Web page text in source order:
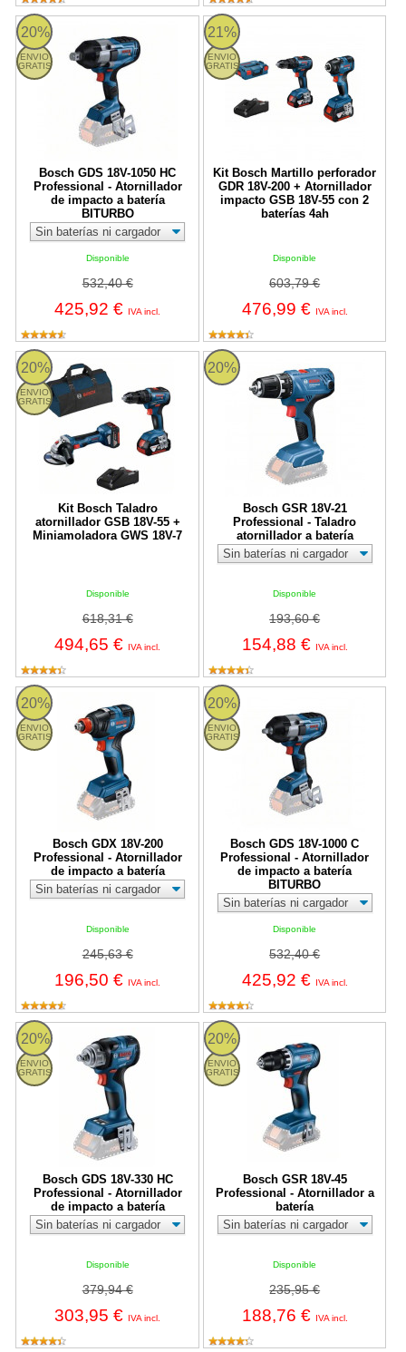
20%
ENVIO
GRATIS
Bosch GDS 18V-1050 HC
Professional - Atornillador
de impacto a batería
BITURBO
Disponible
532,40 €
425,92 € IVA incl.
Bosch GDS 18V-1050 HC Professional - Atornillador de impacto
21%
ENVIO
GRATIS
Kit Bosch Martillo perforador
GDR 18V-200 + Atornillador
impacto GSB 18V-55 con 2
baterías 4ah
Disponible
603,79 €
476,99 € IVA incl.
Kit Bosch Martillo perforador
20%
ENVIO
GRATIS
Kit Bosch Taladro
atornillador GSB 18V-55 +
Miniamoladora GWS 18V-7
Disponible
618,31 €
494,65 € IVA incl.
Kit Bosch Taladro atornillador GSB 18V-55 + Miniamoladora
20%
Bosch GSR 18V-21
Professional - Taladro
atornillador a batería
Disponible
193,60 €
154,88 € IVA incl.
Bosch GSR 18V-21 Professional
20%
ENVIO
GRATIS
Bosch GDX 18V-200
Professional - Atornillador
de impacto a batería
Disponible
245,63 €
196,50 € IVA incl.
Bosch GDX 18V-200 Professional - Atornillador de impacto a
20%
ENVIO
GRATIS
Bosch GDS 18V-1000 C
Professional - Atornillador
de impacto a batería
BITURBO
Disponible
532,40 €
425,92 € IVA incl.
Bosch GDS 18V-1000 C
20%
ENVIO
GRATIS
Bosch GDS 18V-330 HC
Professional - Atornillador
de impacto a batería
Disponible
379,94 €
303,95 € IVA incl.
Bosch GDS 18V-330 HC Professional - Atornillador de impacto a
20%
ENVIO
GRATIS
Bosch GSR 18V-45
Professional - Atornillador a
batería
Disponible
235,95 €
188,76 € IVA incl.
Bosch GSR 18V-45 Professional